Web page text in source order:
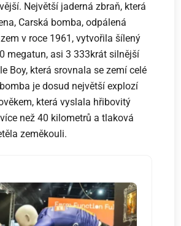
Největší jaderná zbraň, která
Carská bomba, odpálená
v roce 1961, vytvořila šílený
megatun, asi 3 333krát silnější
Boy, která srovnala se zemí celé
je dosud největší explozí
která vyslala hřibovitý
než 40 kilometrů a tlaková
zeměkouli.